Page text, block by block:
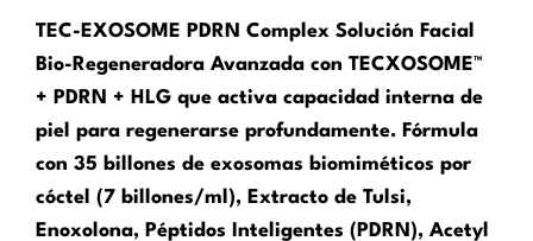
TEC-EXOSOME PDRN Complex Solución Facial
Bio-Regeneradora Avanzada con TECXOSOME™
+ PDRN + HLG que activa capacidad interna de
piel para regenerarse profundamente. Fórmula
con 35 billones de exosomas biomiméticos por
cóctel (7 billones/ml), Extracto de Tulsi,
Enoxolona, Péptidos Inteligentes (PDRN), Acetyl